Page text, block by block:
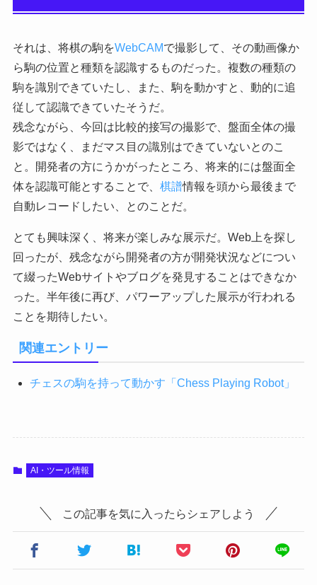
それは、将棋の駒をWebCAMで撮影して、その動画像か
ら駒の位置と種類を認識するものだった。複数の種類の
駒を識別できていたし、また、駒を動かすと、動的に追
従して認識できていたそうだ。
残念ながら、今回は比較的接写の撮影で、盤面全体の撮
影ではなく、まだマス目の識別はできていないとのこ
と。開発者の方にうかがったところ、将来的には盤面全
体を認識可能とすることで、 棋譜情報を頭から最後まで
自動レコードしたい、とのことだ。
とても興味深く、将来が楽しみな展示だ。Web上を探し
回ったが、残念ながら開発者の方が開発状況などについ
て綴ったWebサイトやブログを発見することはできなか
った。半年後に再び、パワーアップした展示が行われる
ことを期待したい。
関連エントリー
チェスの駒を持って動かす「Chess Playing Robot」
AI・ツール情報
この記事を気に入ったらシェアしよう